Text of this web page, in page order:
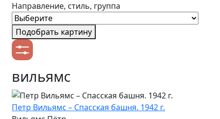
Направление, стиль, группа
Подобрать картину
вильямс
Петр Вильямс – Спасская башня. 1942 г.